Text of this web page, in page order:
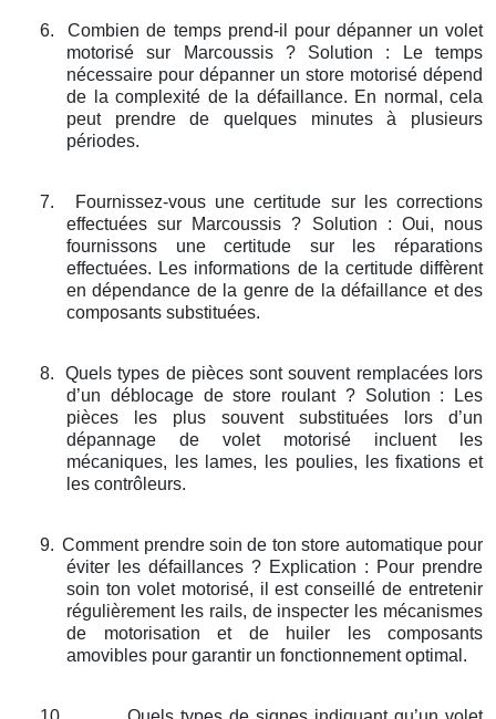
6.
Combien de temps prend-il pour dépanner un volet
motorisé sur Marcoussis ? Solution : Le temps
nécessaire pour dépanner un store motorisé dépend
de la complexité de la défaillance. En normal, cela
peut prendre de quelques minutes à plusieurs
périodes.
7.
Fournissez-vous une certitude sur les corrections
effectuées sur Marcoussis ? Solution : Oui, nous
fournissons une certitude sur les réparations
effectuées. Les informations de la certitude diffèrent
en dépendance de la genre de la défaillance et des
composants substituées.
8.
Quels types de pièces sont souvent remplacées lors
d’un déblocage de store roulant ? Solution : Les
pièces les plus souvent substituées lors d’un
dépannage de volet motorisé incluent les
mécaniques, les lames, les poulies, les fixations et
les contrôleurs.
9. Comment prendre soin de ton store automatique pour
éviter les défaillances ? Explication : Pour prendre
soin ton volet motorisé, il est conseillé de entretenir
régulièrement les rails, de inspecter les mécanismes
de motorisation et de huiler les composants
amovibles pour garantir un fonctionnement optimal.